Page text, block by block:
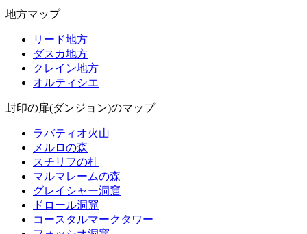
地方マップ
リード地方
ダスカ地方
クレイン地方
オルティシエ
封印の扉(ダンジョン)のマップ
ラバティオ火山
メルロの森
スチリフの杜
マルマレームの森
グレイシャー洞窟
ドロール洞窟
コースタルマークタワー